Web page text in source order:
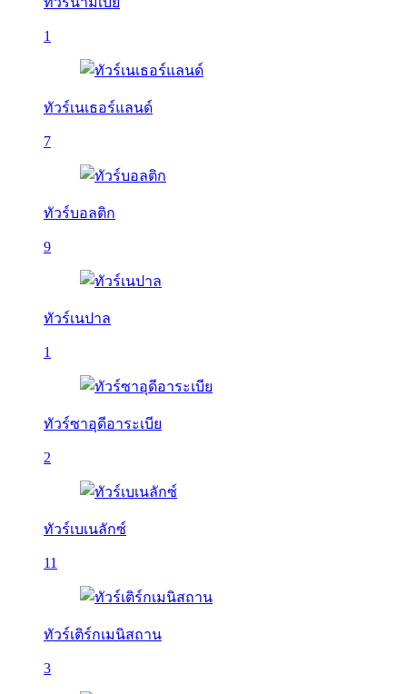
1
ทัวร์เนเธอร์แลนด์
7
ทัวร์บอลติก
9
ทัวร์เนปาล
1
ทัวร์ซาอุดีอาระเบีย
2
ทัวร์เบเนลักซ์
11
ทัวร์เติร์กเมนิสถาน
3